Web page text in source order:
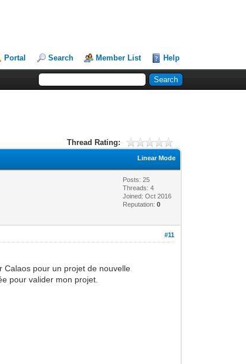
Portal Search Member List Help
Thread Rating:
Linear Mode
Posts: 25
Threads: 4
Joined: Oct 2016
Reputation:0
#11
Calaos pour un projet de nouvelle
pour valider mon projet.